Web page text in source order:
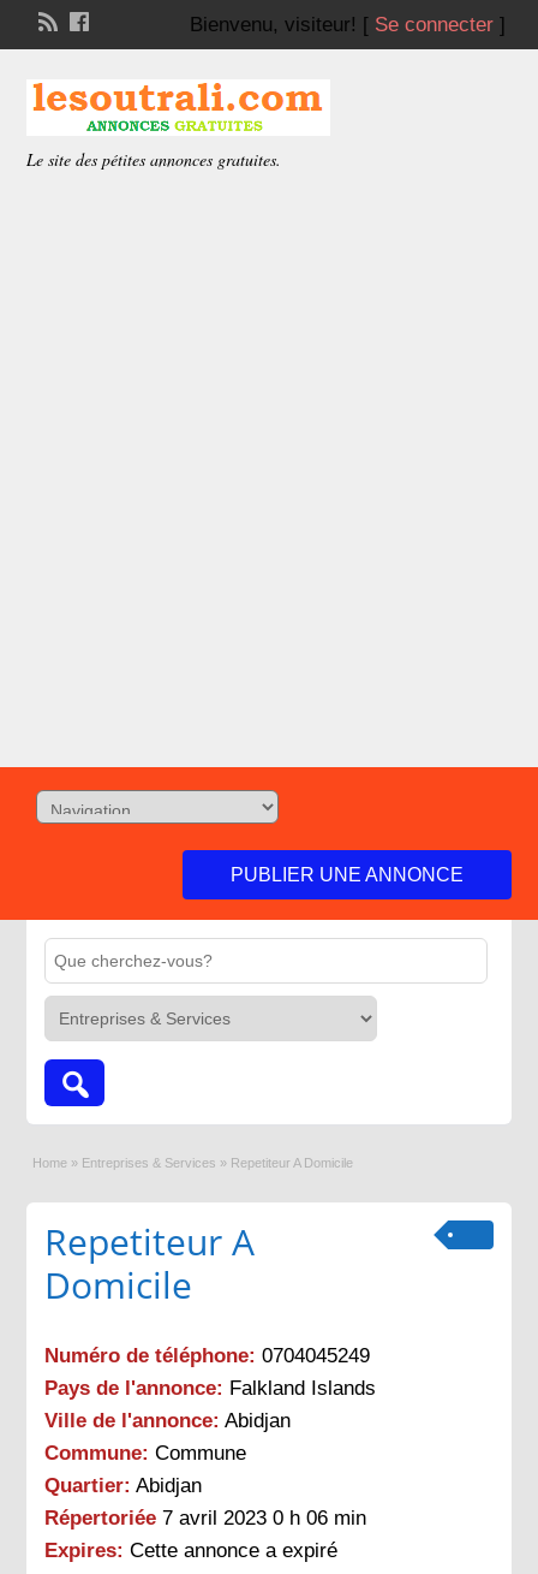
Bienvenu, visiteur! [ Se connecter]
Le site des pétites annonces gratuites.
PUBLIER UNE ANNONCE
Home » Entreprises & Services » Repetiteur A Domicile
Repetiteur A
Domicile
Numéro de téléphone: 0704045249
Pays de l'annonce: Falkland Islands
Ville de l'annonce: Abidjan
Commune: Commune
Quartier: Abidjan
Répertoriée 7 avril 2023 0 h 06 min
Expires: Cette annonce a expiré